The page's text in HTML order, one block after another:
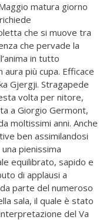
matura giorno
che si muove tra
che pervade la
in tutto
aura più cupa. Efficace
Gjergji. Stragapede
volta per nitore,
a Giorgio Germont,
moltissimi anni. Anche
ben assimilandosi
pienissima
equilibrato, sapido e
di applausi a
parte del numeroso
sala, il quale è stato
del Va